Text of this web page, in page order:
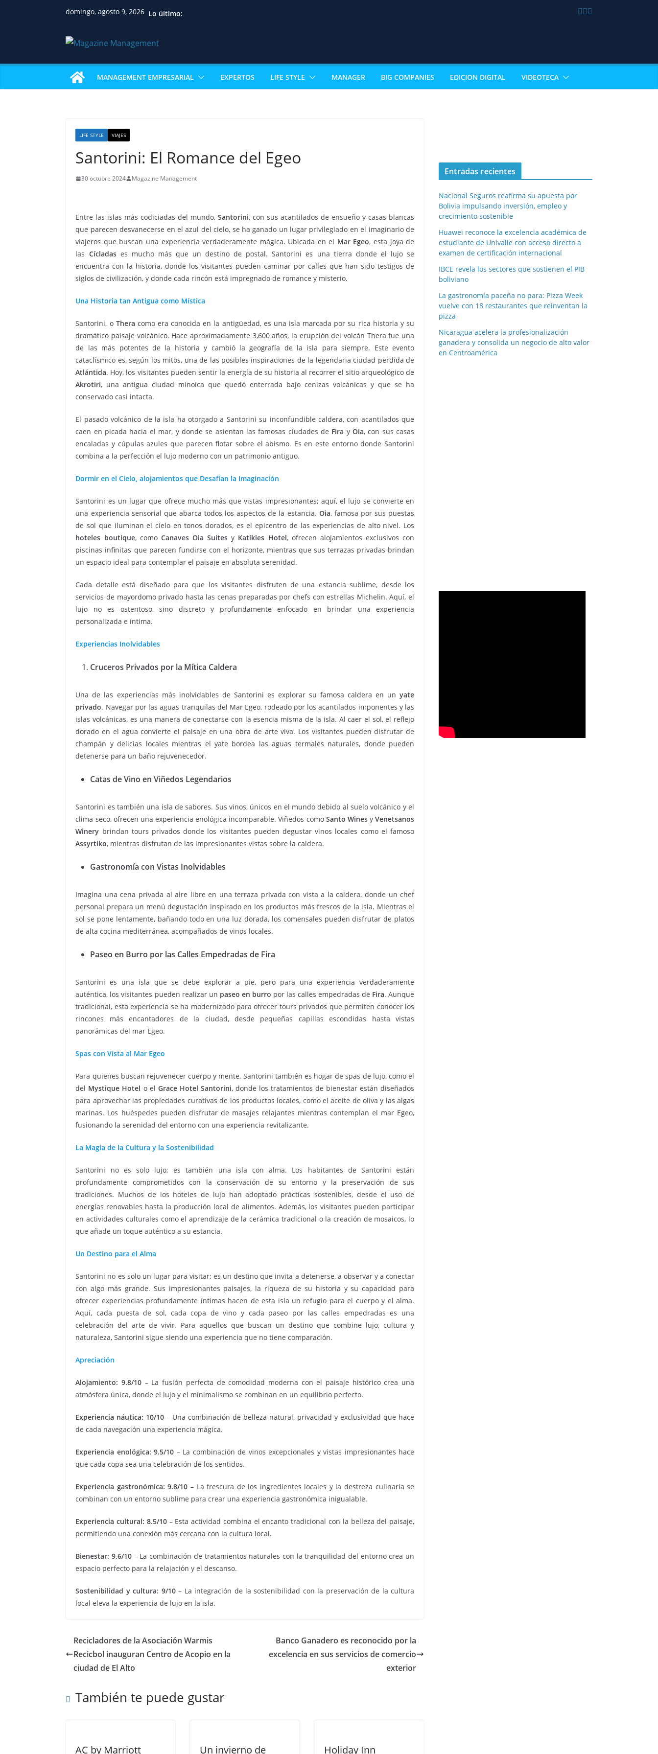
domingo, agosto 9, 2026 Lo último:
MANAGEMENT EMPRESARIAL EXPERTOS LIFE STYLE MANAGER BIG COMPANIES EDICION DIGITAL VIDEOTECA
LIFE STYLE VIAJES
Santorini: El Romance del Egeo
30 octubre 2024 Magazine Management
Entre las islas más codiciadas del mundo,Santorini, con sus acantilados de ensueño y casas blancas
que parecen desvanecerse en el azul del cielo, se ha ganado un lugar privilegiado en el imaginario de
viajeros que buscan una experiencia verdaderamente mágica. Ubicada en el Mar Egeo, esta joya de
las Cícladases mucho más que un destino de postal. Santorini es una tierra donde el lujo se
encuentra con la historia, donde los visitantes pueden caminar por calles que han sido testigos de
siglos de civilización, y donde cada rincón está impregnado de romance y misterio.
Una Historia tan Antigua como Mística
Santorini, o Thera como era conocida en la antigüedad, es una isla marcada por su rica historia y su
dramático paisaje volcánico. Hace aproximadamente 3,600 años, la erupción del volcán Thera fue una
de las más potentes de la historia y cambió la geografía de la isla para siempre. Este evento
cataclísmico es, según los mitos, una de las posibles inspiraciones de la legendaria ciudad perdida de
Atlántida. Hoy, los visitantes pueden sentir la energía de su historia al recorrer el sitio arqueológico de
Akrotiri, una antigua ciudad minoica que quedó enterrada bajo cenizas volcánicas y que se ha
conservado casi intacta.
El pasado volcánico de la isla ha otorgado a Santorini su inconfundible caldera, con acantilados que
caen en picada hacia el mar, y donde se asientan las famosas ciudades de Fira yOia, con sus casas
encaladas y cúpulas azules que parecen flotar sobre el abismo. Es en este entorno donde Santorini
combina a la perfección el lujo moderno con un patrimonio antiguo.
Dormir en el Cielo, alojamientos que Desafían la Imaginación
Santorini es un lugar que ofrece mucho más que vistas impresionantes; aquí, el lujo se convierte en
una experiencia sensorial que abarca todos los aspectos de la estancia. Oia, famosa por sus puestas
de sol que iluminan el cielo en tonos dorados, es el epicentro de las experiencias de alto nivel. Los
hoteles boutique, como Canaves Oia Suites y Katikies Hotel, ofrecen alojamientos exclusivos con
piscinas infinitas que parecen fundirse con el horizonte, mientras que sus terrazas privadas brindan
un espacio ideal para contemplar el paisaje en absoluta serenidad.
Cada detalle está diseñado para que los visitantes disfruten de una estancia sublime, desde los
servicios de mayordomo privado hasta las cenas preparadas por chefs con estrellas Michelin. Aquí, el
lujo no es ostentoso, sino discreto y profundamente enfocado en brindar una experiencia
personalizada e íntima.
Experiencias Inolvidables
Cruceros Privados por la Mítica Caldera
Una de las experiencias más inolvidables de Santorini es explorar su famosa caldera en unyate
privado. Navegar por las aguas tranquilas del Mar Egeo, rodeado por los acantilados imponentes y las
islas volcánicas, es una manera de conectarse con la esencia misma de la isla. Al caer el sol, el reflejo
dorado en el agua convierte el paisaje en una obra de arte viva. Los visitantes pueden disfrutar de
champán y delicias locales mientras el yate bordea las aguas termales naturales, donde pueden
detenerse para un baño rejuvenecedor.
Catas de Vino en Viñedos Legendarios
Santorini es también una isla de sabores. Sus vinos, únicos en el mundo debido al suelo volcánico y el
clima seco, ofrecen una experiencia enológica incomparable. Viñedos como Santo WinesyVenetsanos
Winery brindan tours privados donde los visitantes pueden degustar vinos locales como el famoso
Assyrtiko, mientras disfrutan de las impresionantes vistas sobre la caldera.
Gastronomía con Vistas Inolvidables
Imagina una cena privada al aire libre en una terraza privada con vista a la caldera, donde un chef
personal prepara un menú degustación inspirado en los productos más frescos de la isla. Mientras el
sol se pone lentamente, bañando todo en una luz dorada, los comensales pueden disfrutar de platos
de alta cocina mediterránea, acompañados de vinos locales.
Paseo en Burro por las Calles Empedradas de Fira
Santorini es una isla que se debe explorar a pie, pero para una experiencia verdaderamente
auténtica, los visitantes pueden realizar un paseo en burro por las calles empedradas de Fira. Aunque
tradicional, esta experiencia se ha modernizado para ofrecer tours privados que permiten conocer los
rincones más encantadores de la ciudad, desde pequeñas capillas escondidas hasta vistas
panorámicas del mar Egeo.
Spas con Vista al Mar Egeo
Para quienes buscan rejuvenecer cuerpo y mente, Santorini también es hogar de spas de lujo, como el
del Mystique Hotel o el Grace Hotel Santorini, donde los tratamientos de bienestar están diseñados
para aprovechar las propiedades curativas de los productos locales, como el aceite de oliva y las algas
marinas. Los huéspedes pueden disfrutar de masajes relajantes mientras contemplan el mar Egeo,
fusionando la serenidad del entorno con una experiencia revitalizante.
La Magia de la Cultura y la Sostenibilidad
Santorini no es solo lujo; es también una isla con alma. Los habitantes de Santorini están
profundamente comprometidos con la conservación de su entorno y la preservación de sus
tradiciones. Muchos de los hoteles de lujo han adoptado prácticas sostenibles, desde el uso de
energías renovables hasta la producción local de alimentos. Además, los visitantes pueden participar
en actividades culturales como el aprendizaje de la cerámica tradicional o la creación de mosaicos, lo
que añade un toque auténtico a su estancia.
Un Destino para el Alma
Santorini no es solo un lugar para visitar; es un destino que invita a detenerse, a observar y a conectar
con algo más grande. Sus impresionantes paisajes, la riqueza de su historia y su capacidad para
ofrecer experiencias profundamente íntimas hacen de esta isla un refugio para el cuerpo y el alma.
Aquí, cada puesta de sol, cada copa de vino y cada paseo por las calles empedradas es una
celebración del arte de vivir. Para aquellos que buscan un destino que combine lujo, cultura y
naturaleza, Santorini sigue siendo una experiencia que no tiene comparación.
Apreciación
Alojamiento: 9.8/10 – La fusión perfecta de comodidad moderna con el paisaje histórico crea una
atmósfera única, donde el lujo y el minimalismo se combinan en un equilibrio perfecto.
Experiencia náutica: 10/10 – Una combinación de belleza natural, privacidad y exclusividad que hace
de cada navegación una experiencia mágica.
Experiencia enológica: 9.5/10 – La combinación de vinos excepcionales y vistas impresionantes hace
que cada copa sea una celebración de los sentidos.
Experiencia gastronómica: 9.8/10 – La frescura de los ingredientes locales y la destreza culinaria se
combinan con un entorno sublime para crear una experiencia gastronómica inigualable.
Experiencia cultural: 8.5/10– Esta actividad combina el encanto tradicional con la belleza del paisaje,
permitiendo una conexión más cercana con la cultura local.
Bienestar: 9.6/10 – La combinación de tratamientos naturales con la tranquilidad del entorno crea un
espacio perfecto para la relajación y el descanso.
Sostenibilidad y cultura: 9/10– La integración de la sostenibilidad con la preservación de la cultura
local eleva la experiencia de lujo en la isla.
Recicladores de la Asociación Warmis
Recicbol inauguran Centro de Acopio en la
ciudad de El Alto
Banco Ganadero es reconocido por la
excelencia en sus servicios de comercio
exterior
También te puede gustar
AC by Marriott Un invierno de Holiday Inn
Entradas recientes
Nacional Seguros reafirma su apuesta por
Bolivia impulsando inversión, empleo y
crecimiento sostenible
Huawei reconoce la excelencia académica de
estudiante de Univalle con acceso directo a
examen de certificación internacional
IBCE revela los sectores que sostienen el PIB
boliviano
La gastronomía paceña no para: Pizza Week
vuelve con 18 restaurantes que reinventan la
pizza
Nicaragua acelera la profesionalización
ganadera y consolida un negocio de alto valor
en Centroamérica